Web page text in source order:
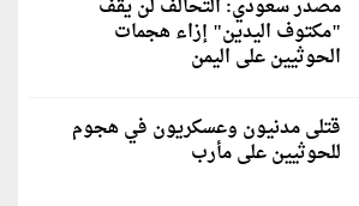
مصدر سعودي: التحالف لن يقف
"مكتوف اليدين" إزاء هجمات
الحوثيين على اليمن
قتلى مدنيون وعسكريون في هجوم
للحوثيين على مأرب